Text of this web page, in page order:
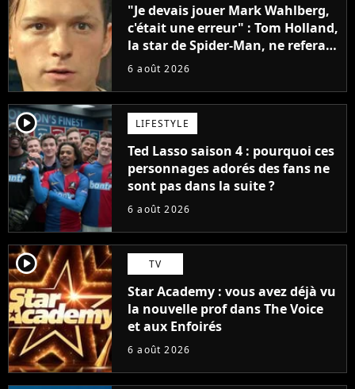
"Je devais jouer Mark Wahlberg,
c'était une erreur" : Tom Holland,
la star de Spider-Man, ne referait
pas ce blockbuster
6 août 2026
player2 LIFESTYLE
Ted Lasso saison 4 : pourquoi ces
personnages adorés des fans ne
sont pas dans la suite ?
6 août 2026
player2 TV
Star Academy : vous avez déjà vu
la nouvelle prof dans The Voice
et aux Enfoirés
6 août 2026